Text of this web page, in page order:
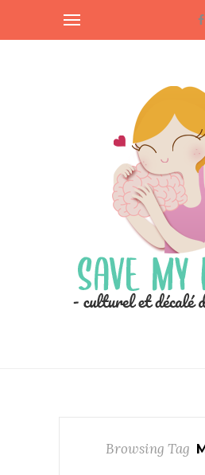
Browsing Tag